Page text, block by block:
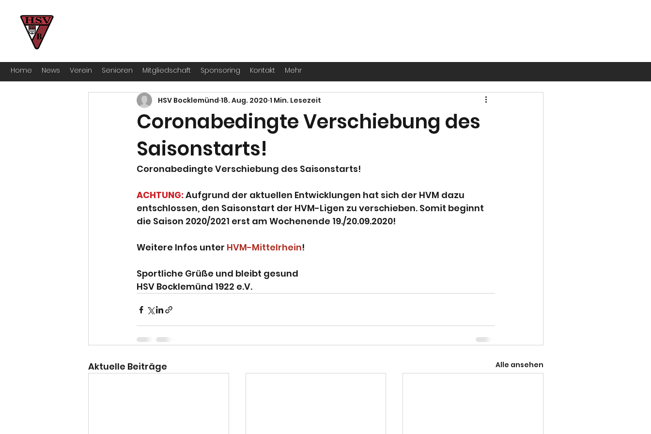
Home News Verein Senioren Mitgliedschaft Sponsoring Kontakt Mehr
Coronabedingte Verschiebung des
Saisonstarts!
HSV Bocklemünd 18. Aug. 2020 1 Min. Lesezeit
Coronabedingte Verschiebung des Saisonstarts!
ACHTUNG: Aufgrund der aktuellen Entwicklungen hat sich der HVM dazu
entschlossen, den Saisonstart der HVM-Ligen zu verschieben. Somit beginnt
die Saison 2020/2021 erst am Wochenende 19./20.09.2020!
Weitere Infos unter HVM-Mittelrhein!
Sportliche Grüße und bleibt gesund
HSV Bocklemünd 1922 e.V.
Aktuelle Beiträge Alle ansehen